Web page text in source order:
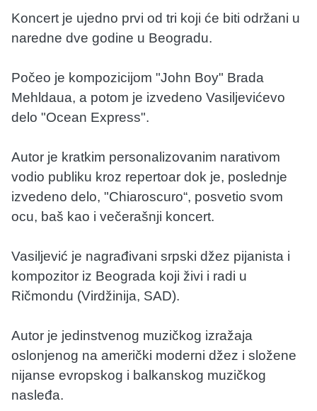
Koncert je ujedno prvi od tri koji će biti održani u
naredne dve godine u Beogradu.
Počeo je kompozicijom "John Boy" Brada
Mehldaua, a potom je izvedeno Vasiljevićevo
delo "Ocean Express".
Autor je kratkim personalizovanim narativom
vodio publiku kroz repertoar dok je, poslednje
izvedeno delo, "Chiaroscuro“, posvetio svom
ocu, baš kao i večerašnji koncert.
Vasiljević je nagrađivani srpski džez pijanista i
kompozitor iz Beograda koji živi i radi u
Ričmondu (Virdžinija, SAD).
Autor je jedinstvenog muzičkog izražaja
oslonjenog na američki moderni džez i složene
nijanse evropskog i balkanskog muzičkog
nasleđa.